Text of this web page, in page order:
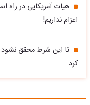
هیات آمریکایی در راه
اعزام نداریم!
تا این شرط محقق نشود
کرد